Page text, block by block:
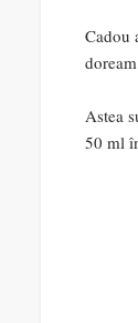
Cadou
Astea
50 ml